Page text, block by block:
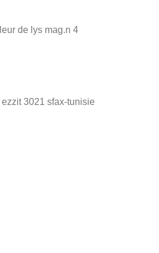
de lys mag.n 4
3021 sfax-tunisie